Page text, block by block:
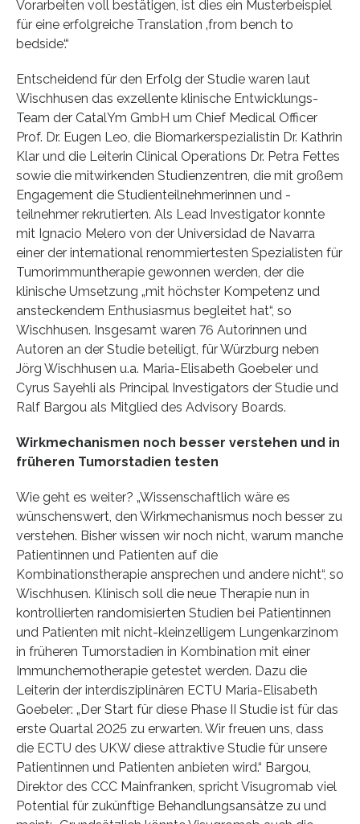
Vorarbeiten voll bestätigen, ist dies ein Musterbeispiel
für eine erfolgreiche Translation ‚from bench to
bedside‘.“
Entscheidend für den Erfolg der Studie waren laut
Wischhusen das exzellente klinische Entwicklungs-
Team der CatalYm GmbH um Chief Medical Officer
Prof. Dr. Eugen Leo, die Biomarkerspezialistin Dr. Kathrin
Klar und die Leiterin Clinical Operations Dr. Petra Fettes
sowie die mitwirkenden Studienzentren, die mit großem
Engagement die Studienteilnehmerinnen und -
teilnehmer rekrutierten. Als Lead Investigator konnte
mit Ignacio Melero von der Universidad de Navarra
einer der international renommiertesten Spezialisten für
Tumorimmuntherapie gewonnen werden, der die
klinische Umsetzung „mit höchster Kompetenz und
ansteckendem Enthusiasmus begleitet hat“, so
Wischhusen. Insgesamt waren 76 Autorinnen und
Autoren an der Studie beteiligt, für Würzburg neben
Jörg Wischhusen u.a. Maria-Elisabeth Goebeler und
Cyrus Sayehli als Principal Investigators der Studie und
Ralf Bargou als Mitglied des Advisory Boards.
Wirkmechanismen noch besser verstehen und in
früheren Tumorstadien testen
Wie geht es weiter? „Wissenschaftlich wäre es
wünschenswert, den Wirkmechanismus noch besser zu
verstehen. Bisher wissen wir noch nicht, warum manche
Patientinnen und Patienten auf die
Kombinationstherapie ansprechen und andere nicht“, so
Wischhusen. Klinisch soll die neue Therapie nun in
kontrollierten randomisierten Studien bei Patientinnen
und Patienten mit nicht-kleinzelligem Lungenkarzinom
in früheren Tumorstadien in Kombination mit einer
Immunchemotherapie getestet werden. Dazu die
Leiterin der interdisziplinären ECTU Maria-Elisabeth
Goebeler: „Der Start für diese Phase II Studie ist für das
erste Quartal 2025 zu erwarten. Wir freuen uns, dass
die ECTU des UKW diese attraktive Studie für unsere
Patientinnen und Patienten anbieten wird.“ Bargou,
Direktor des CCC Mainfranken, spricht Visugromab viel
Potential für zukünftige Behandlungsansätze zu und